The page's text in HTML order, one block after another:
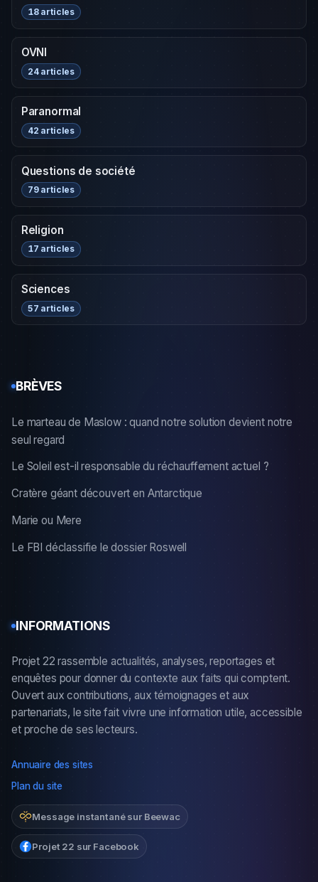
18 articles
OVNI
24 articles
Paranormal
42 articles
Questions de société
79 articles
Religion
17 articles
Sciences
57 articles
BRÈVES
Le marteau de Maslow : quand notre solution devient notre
seul regard
Le Soleil est-il responsable du réchauffement actuel ?
Cratère géant découvert en Antarctique
Marie ou Mere
Le FBI déclassifie le dossier Roswell
INFORMATIONS
Projet 22 rassemble actualités, analyses, reportages et
enquêtes pour donner du contexte aux faits qui comptent.
Ouvert aux contributions, aux témoignages et aux
partenariats, le site fait vivre une information utile, accessible
et proche de ses lecteurs.
Annuaire des sites
Plan du site
Message instantané sur Beewac
Projet 22 sur Facebook